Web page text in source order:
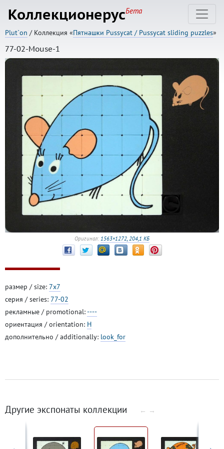
КоллекционерусБета
Plut`on / Коллекция «Пятнашки Pussycat / Pussycat sliding puzzles»
77-02-Mouse-1
Оригинал: 1563×1272, 204,1 КБ
размер / size: 7x7
серия / series: 77-02
рекламные / promotional:----
ориентация / orientation: H
дополнительно / additionally: look_for
Другие экспонаты коллекции ← →